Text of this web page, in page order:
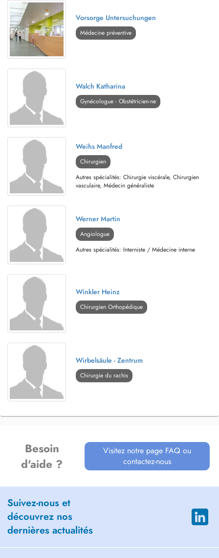
Vorsorge Untersuchungen
Médecine préventive
Walch Katharina
Gynécologue - Obstétricien-ne
Weihs Manfred
Chirurgien
Autres spécialités: Chirurgie viscérale, Chirurgien
vasculaire, Médecin généraliste
Werner Martin
Angiologue
Autres spécialités: Interniste / Médecine interne
Winkler Heinz
Chirurgien Orthopédique
Wirbelsäule - Zentrum
Chirurgie du rachis
Besoin
d'aide ?
Visitez notre page FAQ ou
contactez-nous
Suivez-nous et
découvrez nos
dernières actualités